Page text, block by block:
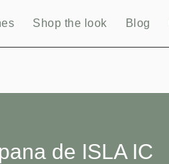
Shop the look Blog
de ISLA IC